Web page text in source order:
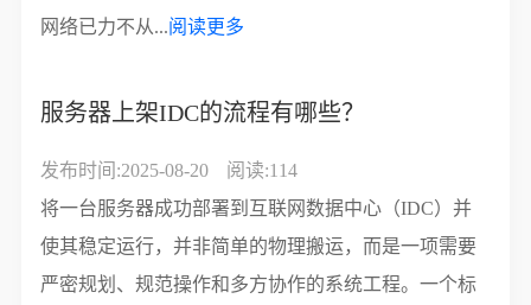
网络已力不从...阅读更多
服务器上架IDC的流程有哪些？
发布时间:2025-08-20
阅读:114
将一台服务器成功部署到互联网数据中心（IDC）并
使其稳定运行，并非简单的物理搬运，而是一项需要
严密规划、规范操作和多方协作的系统工程。一个标